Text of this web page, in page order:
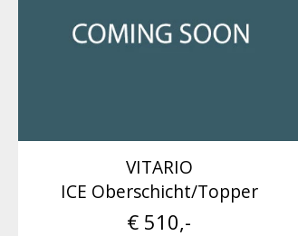
VITARIO
ICE Oberschicht/Topper
€ 510,-